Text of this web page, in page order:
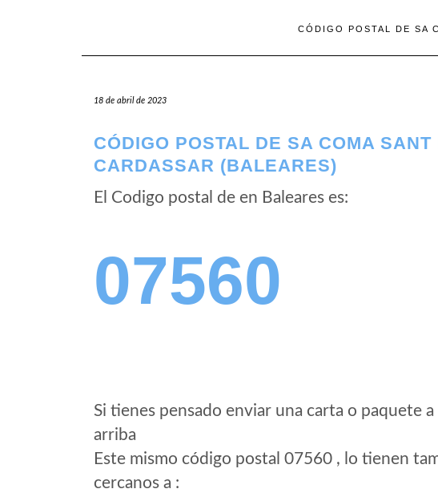
CÓDIGO POSTAL DE SA
18 de abril de 2023
CÓDIGO POSTAL DE SA COMA
CARDASSAR (BALEARES)
El Codigo postal de en Baleares es:
07560
Si tienes pensado enviar una carta o paquete
arriba
Este mismo código postal 07560 , lo tienen
cercanos a :